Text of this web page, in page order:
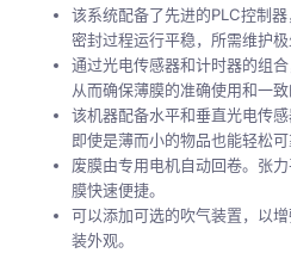
该系统配备了先进的PLC控制器
密封过程运行平稳，所需维护极
通过光电传感器和计时器的组
从而确保薄膜的准确使用和一致
该机器配备水平和垂直光电传
即使是薄而小的物品也能轻松可
废膜由专用电机自动回卷。张
膜快速便捷。
可以添加可选的吹气装置，以
装外观。